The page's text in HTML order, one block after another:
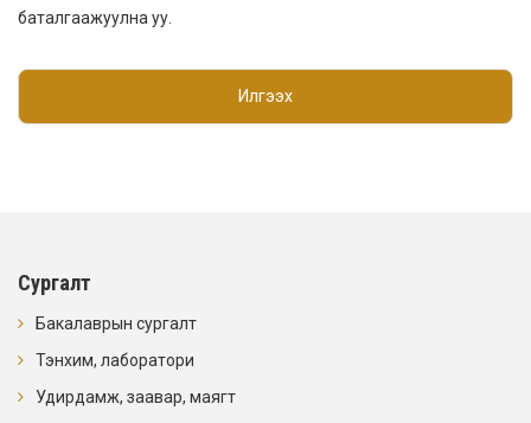
баталгаажуулна уу.
Илгээх
Сургалт
Бакалаврын сургалт
Тэнхим, лаборатори
Удирдамж, заавар, маягт